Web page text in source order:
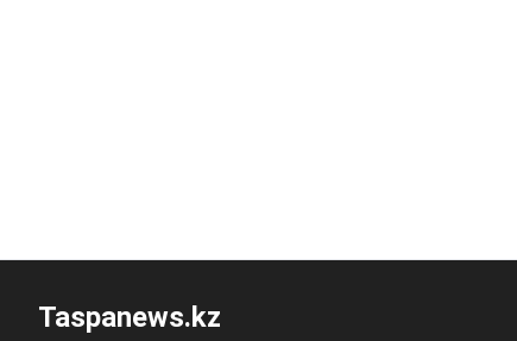
Taspanews.kz